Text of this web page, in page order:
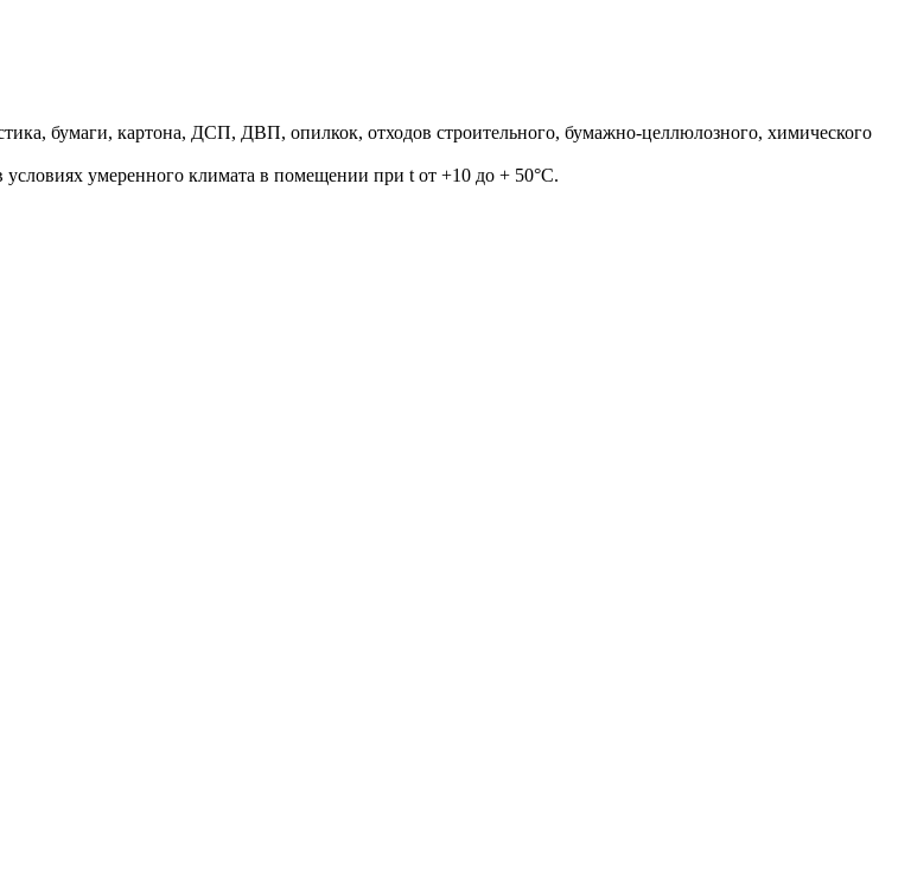
бумаги, картона, ДСП, ДВП, опилкок, отходов строительного, бумажно-целлюлозного, химического
условиях умеренного климата в помещении при t от +10 до + 50°С.